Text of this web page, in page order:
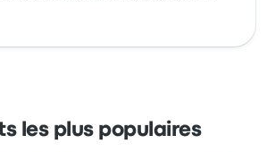
les plus populaires